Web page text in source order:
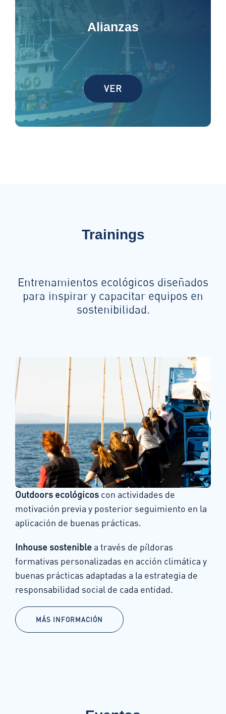
Alianzas
VER
Trainings
Entrenamientos ecológicos diseñados
para inspirar y capacitar equipos en
sostenibilidad.
Outdoors ecológicos con actividades de
motivación previa y posterior seguimiento en la
aplicación de buenas prácticas.
Inhouse sosteniblea través de píldoras
formativas personalizadas en acción climática y
buenas prácticas adaptadas a la estrategia de
responsabilidad social de cada entidad.
MÁS INFORMACIÓN